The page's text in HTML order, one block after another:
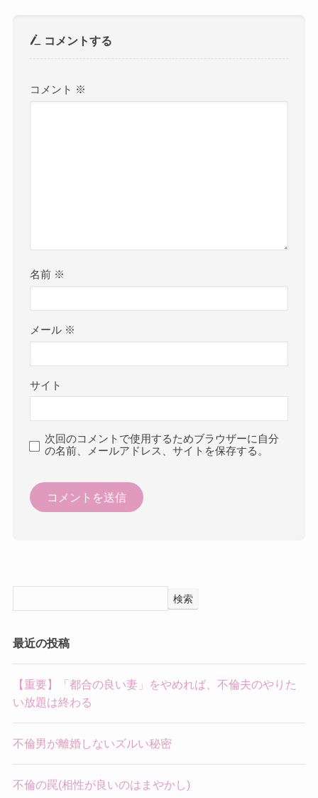
コメントする
コメント ※
名前 ※
メール ※
サイト
次回のコメントで使用するためブラウザーに自分
の名前、メールアドレス、サイトを保存する。
検索
最近の投稿
【重要】「都合の良い妻」をやめれば、不倫夫のやりた
い放題は終わる
不倫男が離婚しないズルい秘密
不倫の罠(相性が良いのはまやかし)